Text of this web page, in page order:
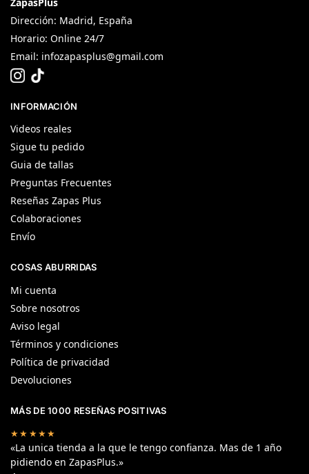
Dirección: Madrid, España
Horario: Online 24/7
Email: infozapasplus@gmail.com
INFORMACIÓN
Videos reales
Sigue tu pedido
Guia de tallas
Preguntas Frecuentes
Reseñas Zapas Plus
Colaboraciones
Envío
COSAS ABURRIDAS
Mi cuenta
Sobre nosotros
Aviso legal
Términos y condiciones
Política de privacidad
Devoluciones
MÁS DE 1000 RESEÑAS POSITIVAS
★★★★★
«La unica tienda a la que le tengo confianza. Mas de 1 año
pidiendo en ZapasPlus.»